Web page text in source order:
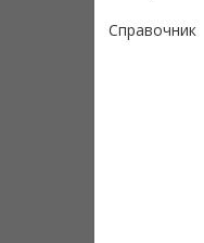
Справочник